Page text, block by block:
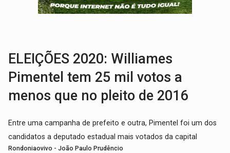
ECONOMIA:Dia dos pais deve movimentar R$ 8,5 bilhões e RO
ELEIÇÕES 2020: Williames
Pimentel tem 25 mil votos a
menos que no pleito de 2016
Entre uma campanha de prefeito e outra, Pimentel foi um dos
candidatos a deputado estadual mais votados da capital
Rondoniaovivo - João Paulo Prudêncio